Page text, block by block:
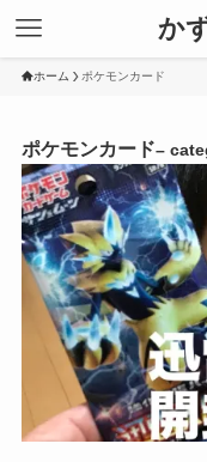
か
ホーム ポケモンカード
ポケモンカード–